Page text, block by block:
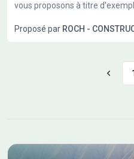
vous proposons à titre
Proposé par ROCH -
1